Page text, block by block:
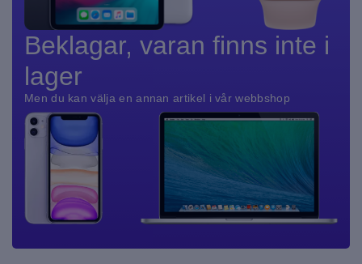
Beklagar, varan finns inte i
lager
Men du kan välja en annan artikel i vår webbshop